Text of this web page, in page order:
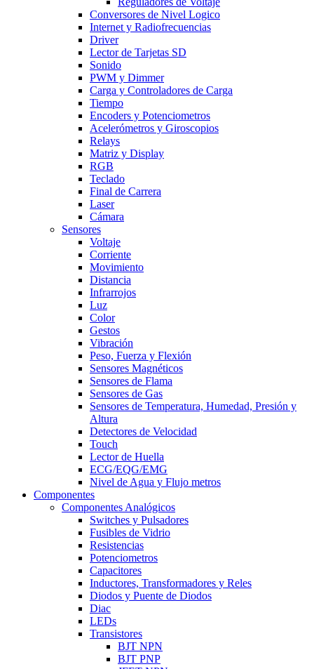
Conversores de Nivel Logico
Internet y Radiofrecuencias
Driver
Lector de Tarjetas SD
Sonido
PWM y Dimmer
Carga y Controladores de Carga
Tiempo
Encoders y Potenciometros
Acelerómetros y Giroscopios
Relays
Matriz y Display
RGB
Teclado
Final de Carrera
Laser
Cámara
Sensores
Voltaje
Corriente
Movimiento
Distancia
Infrarrojos
Luz
Color
Gestos
Vibración
Peso, Fuerza y Flexión
Sensores Magnéticos
Sensores de Flama
Sensores de Gas
Sensores de Temperatura, Humedad, Presión y
Altura
Detectores de Velocidad
Touch
Lector de Huella
ECG/EQG/EMG
Nivel de Agua y Flujo metros
Componentes
Componentes Analógicos
Switches y Pulsadores
Fusibles de Vidrio
Resistencias
Potenciometros
Capacitores
Inductores, Transformadores y Reles
Diodos y Puente de Diodos
Diac
LEDs
Transistores
BJT NPN
BJT PNP